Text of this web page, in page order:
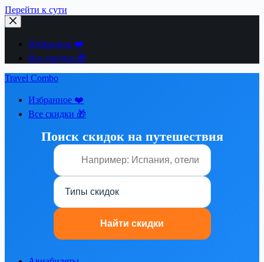
Перейти к сути
Избранное ❤️
Все скидки 🎁
Travel Combo
Избранное ❤️
Все скидки 🎁
Поиск скидок на путешествия